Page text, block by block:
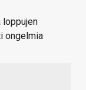
loppujen
ongelmia